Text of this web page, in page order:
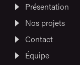
Présentation
Nos projets
Contact
Équipe